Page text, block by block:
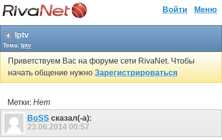
Войти Меню
Iptv
Тема: Iptv
Приветствуем Вас на форуме сети RivaNet. Чтобы
начать общение нужно Зарегистрироваться
Метки: Нет
BoSS сказал(-а):
23.06.2014 00:57